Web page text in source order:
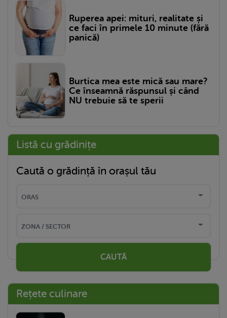
Ruperea apei: mituri, realitate și
ce faci în primele 10 minute (fără
panică)
Burtica mea este mică sau mare?
Ce înseamnă răspunsul și când
NU trebuie să te sperii
Listă cu grădinițe
Caută o grădință în orașul tău
CAUTĂ
Rețete culinare